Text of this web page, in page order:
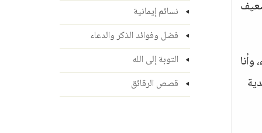
نسائم إيمانية
فضل وفوائد الذكر والدعاء
التوبة إلى الله
قصص الرقائق